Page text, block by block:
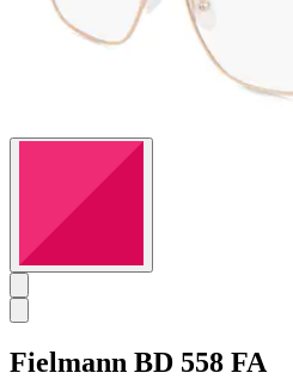
Fielmann BD 558 FA